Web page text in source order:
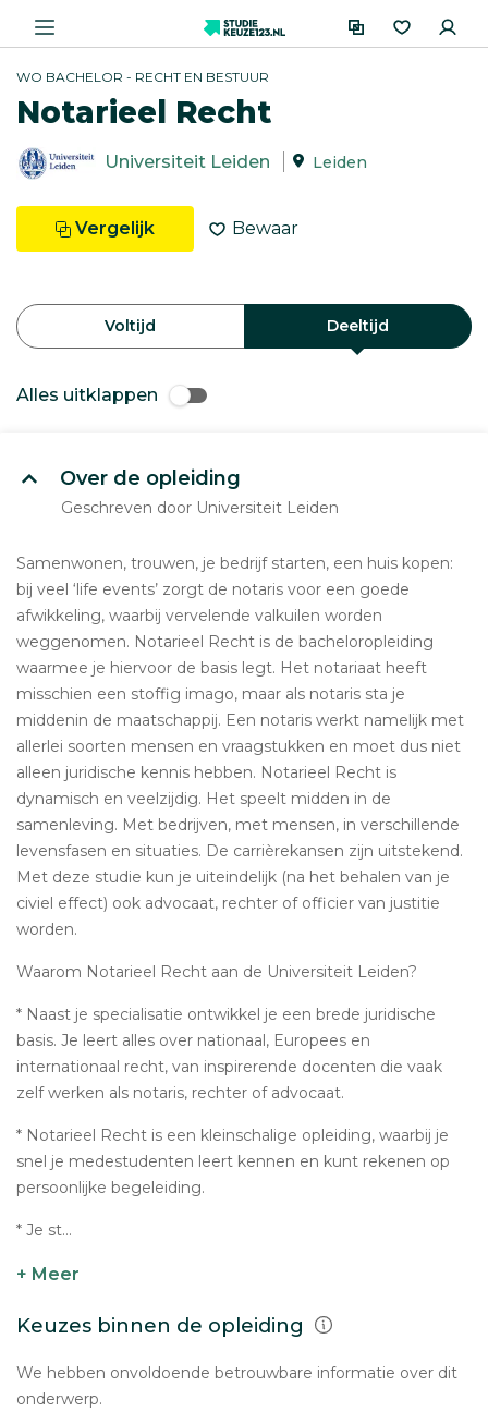
WO BACHELOR - RECHT EN BESTUUR
Notarieel Recht
Universiteit Leiden Leiden
Vergelijk Bewaar
Voltijd Deeltijd
Alles uitklappen
Over de opleiding
Geschreven door Universiteit Leiden
Samenwonen, trouwen, je bedrijf starten, een huis kopen:
bij veel ‘life events’ zorgt de notaris voor een goede
afwikkeling, waarbij vervelende valkuilen worden
weggenomen. Notarieel Recht is de bacheloropleiding
waarmee je hiervoor de basis legt. Het notariaat heeft
misschien een stoffig imago, maar als notaris sta je
middenin de maatschappij. Een notaris werkt namelijk met
allerlei soorten mensen en vraagstukken en moet dus niet
alleen juridische kennis hebben. Notarieel Recht is
dynamisch en veelzijdig. Het speelt midden in de
samenleving. Met bedrijven, met mensen, in verschillende
levensfasen en situaties. De carrièrekansen zijn uitstekend.
Met deze studie kun je uiteindelijk (na het behalen van je
civiel effect) ook advocaat, rechter of officier van justitie
worden.
Waarom Notarieel Recht aan de Universiteit Leiden?
* Naast je specialisatie ontwikkel je een brede juridische
basis. Je leert alles over nationaal, Europees en
internationaal recht, van inspirerende docenten die vaak
zelf werken als notaris, rechter of advocaat.
* Notarieel Recht is een kleinschalige opleiding, waarbij je
snel je medestudenten leert kennen en kunt rekenen op
persoonlijke begeleiding.
* Je st...
+ Meer
Keuzes binnen de opleiding
We hebben onvoldoende betrouwbare informatie over dit
onderwerp.